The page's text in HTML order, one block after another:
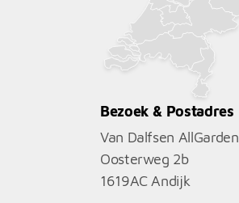
Bezoek & Postadres
Van Dalfsen AllGarden
Oosterweg 2b
1619AC Andijk